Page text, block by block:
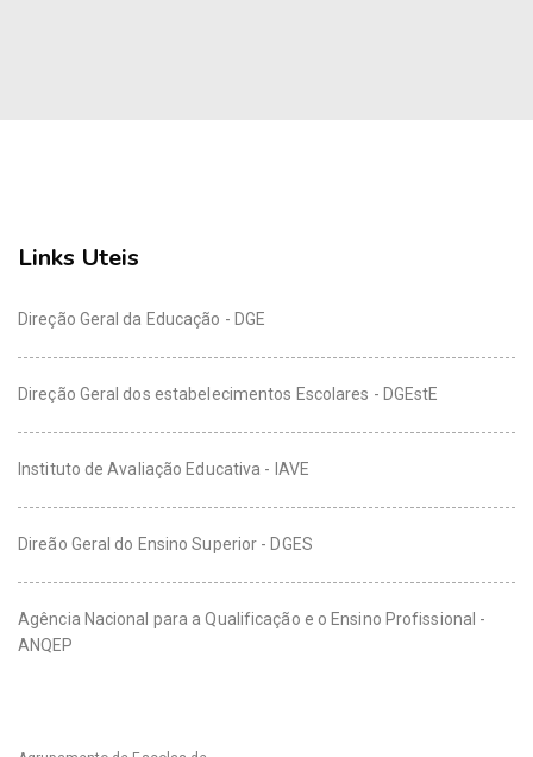
Links Uteis
Direção Geral da Educação - DGE
Direção Geral dos estabelecimentos Escolares - DGEstE
Instituto de Avaliação Educativa - IAVE
Direão Geral do Ensino Superior - DGES
Agência Nacional para a Qualificação e o Ensino Profissional -
ANQEP